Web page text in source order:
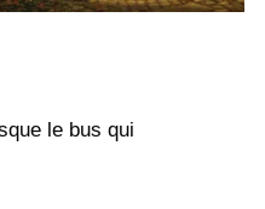
le bus qui